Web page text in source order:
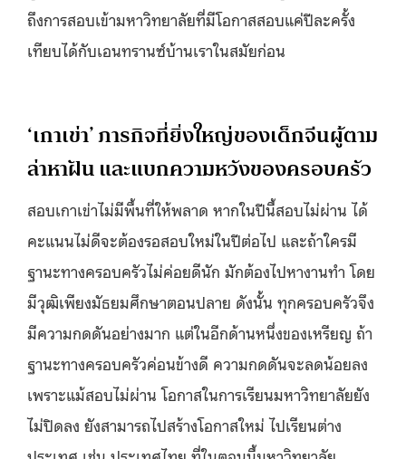
ถึงการสอบเข้ามหาวิทยาลัยที่มีโอกาสสอบแค่ปีละครั้ง
เทียบได้กับเอนทรานซ์บ้านเราในสมัยก่อน
‘เกาเข่า’ ภารกิจที่ยิ่งใหญ่ของเด็กจีนผู้ตาม
ล่าหาฝัน และแบกความหวังของครอบครัว
สอบเกาเข่าไม่มีพื้นที่ให้พลาด หากในปีนี้สอบไม่ผ่าน ได้
คะแนนไม่ดีจะต้องรอสอบใหม่ในปีต่อไป และถ้าใครมี
ฐานะทางครอบครัวไม่ค่อยดีนัก มักต้องไปหางานทำ โดย
มีวุฒิเพียงมัธยมศึกษาตอนปลาย ดังนั้น ทุกครอบครัวจึง
มีความกดดันอย่างมาก แต่ในอีกด้านหนึ่งของเหรียญ ถ้า
ฐานะทางครอบครัวค่อนข้างดี ความกดดันจะลดน้อยลง
เพราะแม้สอบไม่ผ่าน โอกาสในการเรียนมหาวิทยาลัยยัง
ไม่ปิดลง ยังสามารถไปสร้างโอกาสใหม่ ไปเรียนต่าง